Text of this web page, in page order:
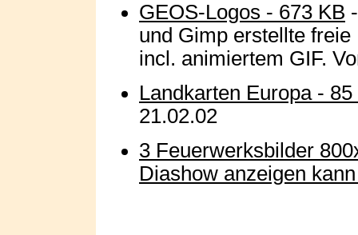
GEOS-Logos - 673 KB
und Gimp erstellte
incl. animiertem GIF.
Landkarten Europa - 85
21.02.02
3 Feuerwerksbilder
Diashow anzeigen